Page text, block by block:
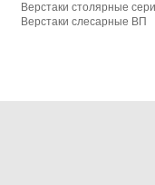
Верстаки столярные
Верстаки слесарные ВП